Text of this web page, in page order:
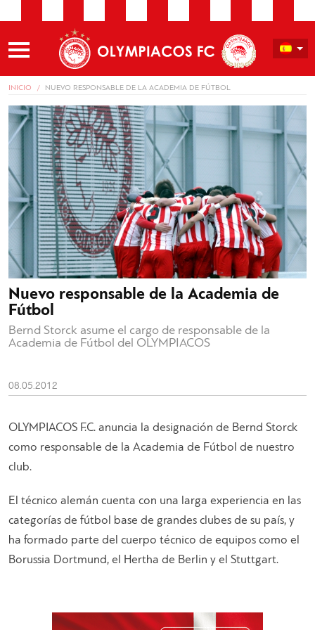
INICIO NUEVO RESPONSABLE DE LA ACADEMIA DE FÚTBOL
Nuevo responsable de la Academia de
Fútbol
Bernd Storck asume el cargo de responsable de la
Academia de Fútbol del OLYMPIACOS
08.05.2012
OLYMPIACOS F.C. anuncia la designación de Bernd Storck
como responsable de la Academia de Fútbol de nuestro
club.
El técnico alemán cuenta con una larga experiencia en las
categorías de fútbol base de grandes clubes de su país, y
ha formado parte del cuerpo técnico de equipos como el
Borussia Dortmund, el Hertha de Berlin y el Stuttgart.